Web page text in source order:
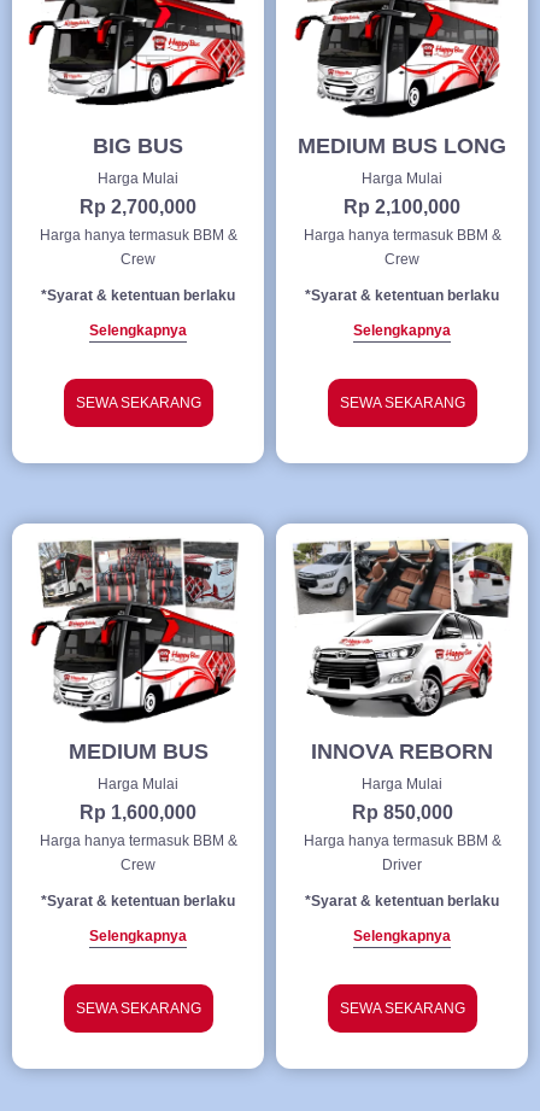
BIG BUS
Harga Mulai
Rp 2,700,000
Harga hanya termasuk BBM &
Crew
*Syarat & ketentuan berlaku
Selengkapnya
SEWA SEKARANG
MEDIUM BUS LONG
Harga Mulai
Rp 2,100,000
Harga hanya termasuk BBM &
Crew
*Syarat & ketentuan berlaku
Selengkapnya
SEWA SEKARANG
MEDIUM BUS
Harga Mulai
Rp 1,600,000
Harga hanya termasuk BBM &
Crew
*Syarat & ketentuan berlaku
Selengkapnya
SEWA SEKARANG
INNOVA REBORN
Harga Mulai
Rp 850,000
Harga hanya termasuk BBM &
Driver
*Syarat & ketentuan berlaku
Selengkapnya
SEWA SEKARANG